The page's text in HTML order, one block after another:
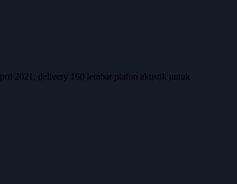
2021, delivery 160 lembar plafon akustik untuk